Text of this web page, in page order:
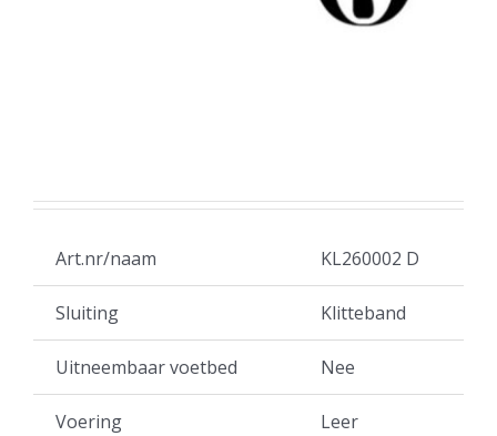
Art.nr/naam KL260002 D
Sluiting Klitteband
Uitneembaar voetbed Nee
Voering Leer